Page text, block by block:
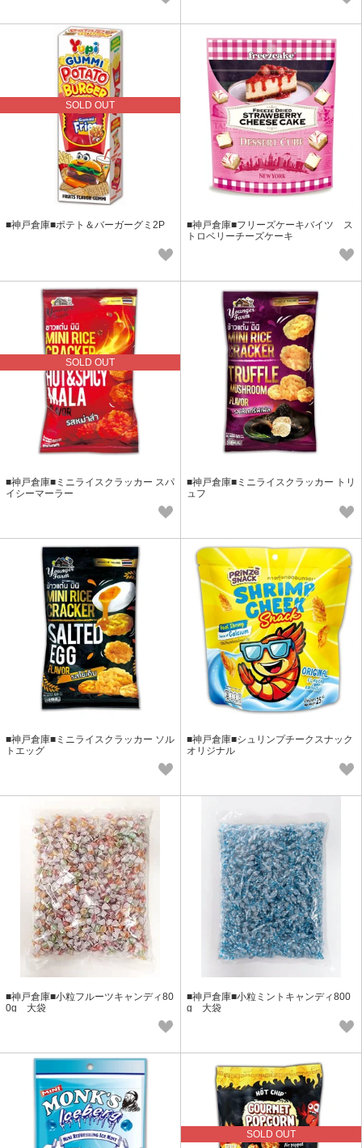
SOLD OUT
■神戸倉庫■ポテト＆バーガーグミ2P
■神戸倉庫■フリーズケーキバイツ ス
トロベリーチーズケーキ
SOLD OUT
■神戸倉庫■ミニライスクラッカー スパ
イシーマーラー
■神戸倉庫■ミニライスクラッカー トリ
ュフ
■神戸倉庫■ミニライスクラッカー ソル
トエッグ
■神戸倉庫■シュリンプチークスナック
オリジナル
■神戸倉庫■小粒フルーツキャンディ80
0g 大袋
■神戸倉庫■小粒ミントキャンディ800
g 大袋
SOLD OUT